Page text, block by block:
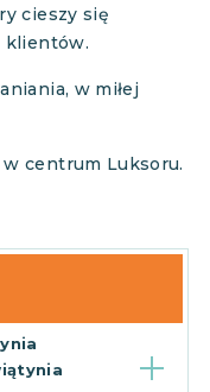
cieszy się
klientów.
w miłej
centrum Luksoru.